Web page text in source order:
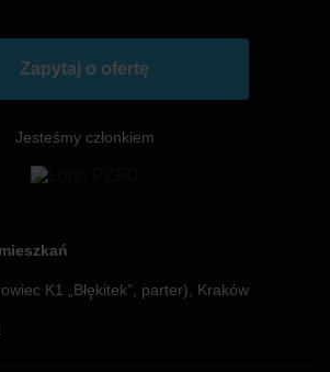
Zapytaj o ofertę
Jesteśmy członkiem
K1 „Błękitek”, parter), Kraków